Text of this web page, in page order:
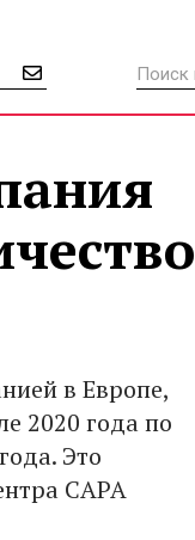
в Европе,
2020 года по
Это
CAPA